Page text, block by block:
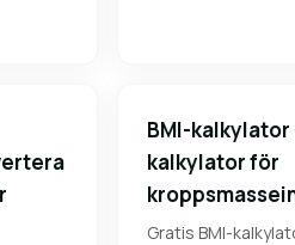
BMI-
kalkylator för
Gratis BMI-